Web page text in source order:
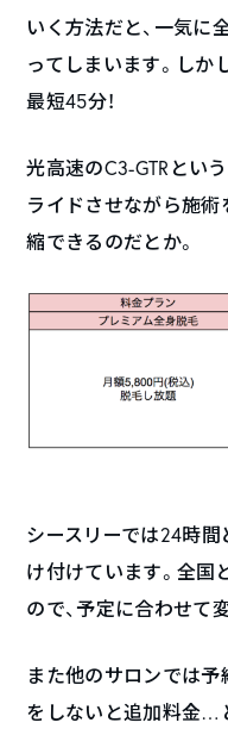
いく方法だと、一気に
ってしまいます。しか
最短45分！
光高速のC3-GTRとい
ライドさせながら施術
縮できるのだとか。
シースリーでは24時
け付けています。全国
ので、予定に合わせて
また他のサロンでは
をしないと追加料金…